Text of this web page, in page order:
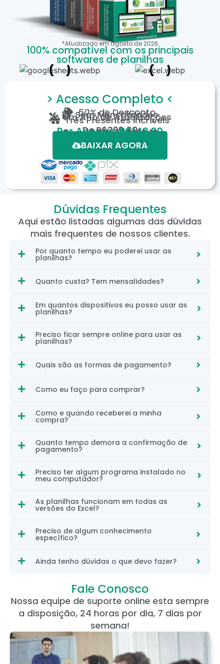
*Atualizado emagostode 2026
100% compatível com os principais
softwares de planilhas
> Acesso Completo <
50%de Desconto
Sem Mensalidades
Um Ano de Atualizações
Três Presentes Incríveis
DeR$299,80
Por Apenas: R$149,90
Em até 12X de R$15,19
*Oferta válida por tempo limitado.
BAIXAR AGORA
Dúvidas Frequentes
Aqui estão listadas algumas das dúvidas
mais frequentes de nossos clientes.
Por quanto tempo eu poderei usar as
planilhas?
Quanto custa? Tem mensalidades?
Em quantos dispositivos eu posso usar as
planilhas?
Preciso ficar sempre online para usar as
planilhas?
Quais são as formas de pagamento?
Como eu faço para comprar?
Como e quando receberei a minha
compra?
Quanto tempo demora a confirmação de
pagamento?
Preciso ter algum programa instalado no
meu computador?
As planilhas funcionam em todas as
versões do Excel?
Preciso de algum conhecimento
específico?
Ainda tenho dúvidas o que devo fazer?
Fale Conosco
Nossa equipe de suporte online esta sempre
a disposição, 24 horas por dia, 7 dias por
semana!